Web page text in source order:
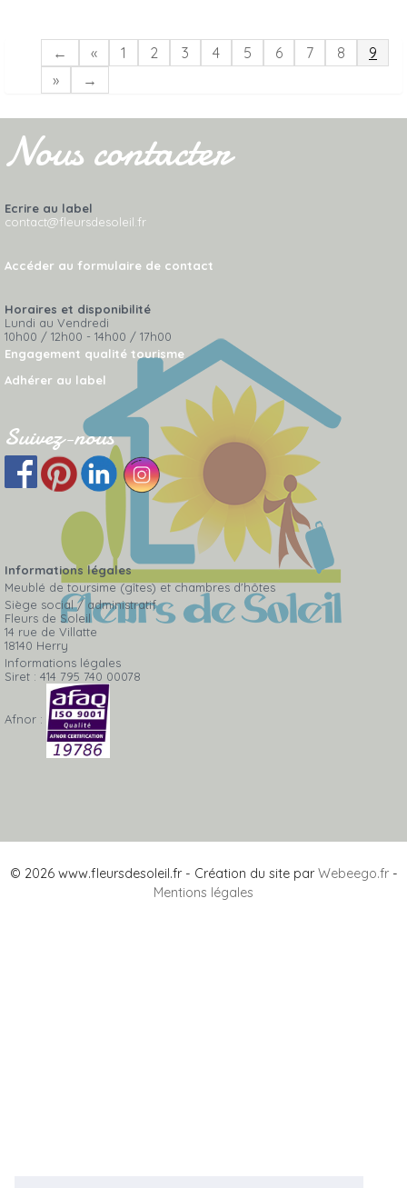
← « 1 2 3 4 5 6 7 8
9
»
→
Nous contacter
Ecrire au label
contact@fleursdesoleil.fr
Accéder au formulaire de contact
Horaires et disponibilité
Lundi au Vendredi
10h00 / 12h00 - 14h00 / 17h00
Engagement qualité tourisme
Adhérer au label
Suivez-nous
Informations légales
Meublé de toursime (gîtes) et chambres d'hôtes
Siège social / administratif
Fleurs de Soleil
14 rue de Villatte
18140 Herry
Informations légales
Siret : 414 795 740 00078
Afnor :
© 2026 www.fleursdesoleil.fr - Création du site parWebeego.fr-
Mentions légales